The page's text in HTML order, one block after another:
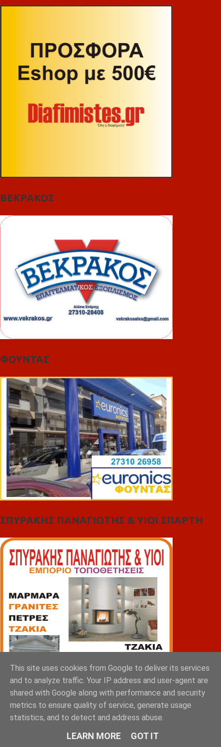
ΒΕΚΡΑΚΟΣ
ΦΟΥΝΤΑΣ
ΣΠΥΡΑΚΗΣ ΠΑΝΑΓΙΩΤΗΣ & YIOI ΣΠΑΡΤΗ
This site uses cookies from Google to deliver its services
and to analyze traffic. Your IP address and user-agent are
shared with Google along with performance and security
metrics to ensure quality of service, generate usage
statistics, and to detect and address abuse.
LEARN MORE GOT IT